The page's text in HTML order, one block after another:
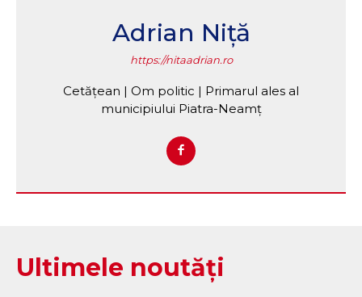
Adrian Niță
https://nitaadrian.ro
Cetățean | Om politic | Primarul ales al
municipiului Piatra-Neamț
Ultimele noutăți